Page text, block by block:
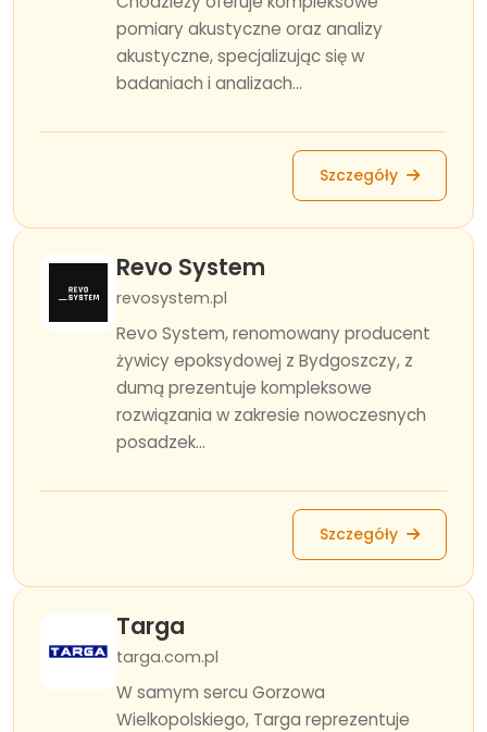
pomiary akustyczne oraz analizy
akustyczne, specjalizując się w
badaniach i analizach...
Szczegóły
Revo System
revosystem.pl
Revo System, renomowany producent
żywicy epoksydowej z Bydgoszczy, z
dumą prezentuje kompleksowe
rozwiązania w zakresie nowoczesnych
posadzek...
Szczegóły
Targa
targa.com.pl
W samym sercu Gorzowa
Wielkopolskiego, Targa reprezentuje